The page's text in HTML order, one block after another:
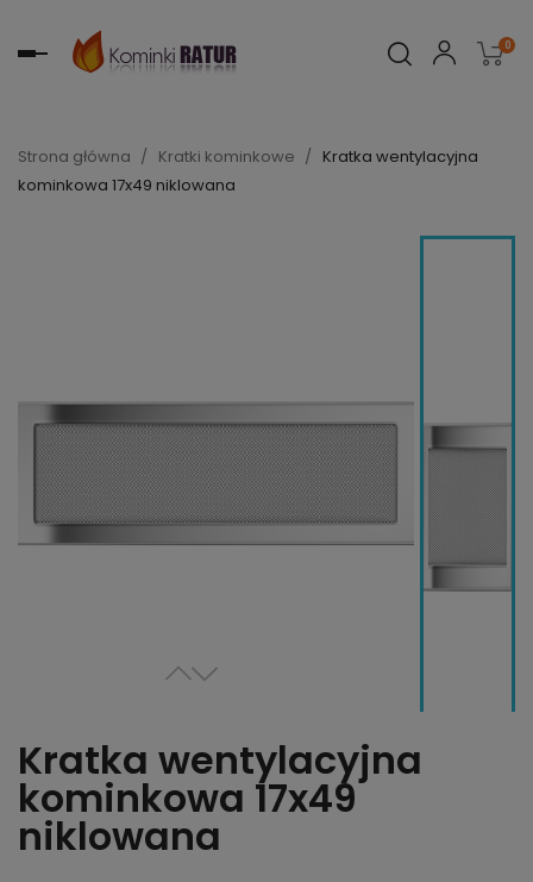
Toggle 0
Strona główna Kratki kominkowe
Kratka wentylacyjna
kominkowa 17x49 niklowana
Kratka wentylacyjna
kominkowa 17x49
niklowana